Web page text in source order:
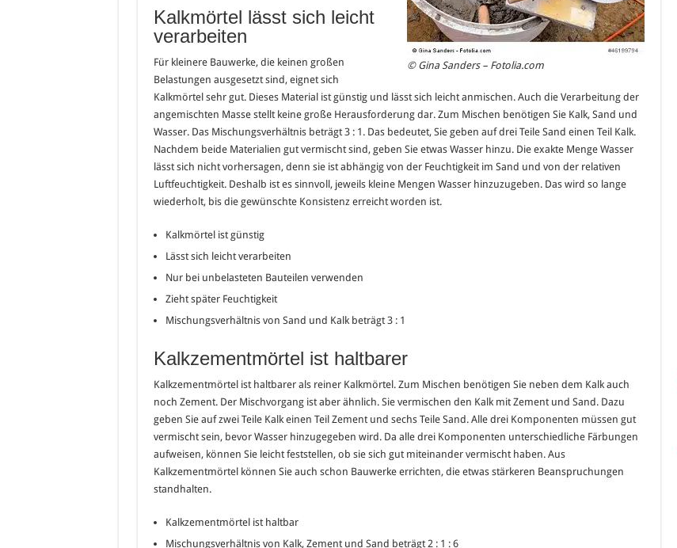
© Gina Sanders – Fotolia.com
Kalkmörtel lässt sich leicht
verarbeiten
Für kleinere Bauwerke, die keinen großen
Belastungen ausgesetzt sind, eignet sich
Kalkmörtel sehr gut. Dieses Material ist günstig und lässt sich leicht anmischen. Auch die Verarbeitung der
angemischten Masse stellt keine große Herausforderung dar. Zum Mischen benötigen Sie Kalk, Sand und
Wasser. Das Mischungsverhältnis beträgt 3 : 1. Das bedeutet, Sie geben auf drei Teile Sand einen Teil Kalk.
Nachdem beide Materialien gut vermischt sind, geben Sie etwas Wasser hinzu. Die exakte Menge Wasser
lässt sich nicht vorhersagen, denn sie ist abhängig von der Feuchtigkeit im Sand und von der relativen
Luftfeuchtigkeit. Deshalb ist es sinnvoll, jeweils kleine Mengen Wasser hinzuzugeben. Das wird so lange
wiederholt, bis die gewünschte Konsistenz erreicht worden ist.
Kalkmörtel ist günstig
Lässt sich leicht verarbeiten
Nur bei unbelasteten Bauteilen verwenden
Zieht später Feuchtigkeit
Mischungsverhältnis von Sand und Kalk beträgt 3 : 1
Kalkzementmörtel ist haltbarer
Kalkzementmörtel ist haltbarer als reiner Kalkmörtel. Zum Mischen benötigen Sie neben dem Kalk auch
noch Zement. Der Mischvorgang ist aber ähnlich. Sie vermischen den Kalk mit Zement und Sand. Dazu
geben Sie auf zwei Teile Kalk einen Teil Zement und sechs Teile Sand. Alle drei Komponenten müssen gut
vermischt sein, bevor Wasser hinzugegeben wird. Da alle drei Komponenten unterschiedliche Färbungen
aufweisen, können Sie leicht feststellen, ob sie sich gut miteinander vermischt haben. Aus
Kalkzementmörtel können Sie auch schon Bauwerke errichten, die etwas stärkeren Beanspruchungen
standhalten.
Kalkzementmörtel ist haltbar
Mischungsverhältnis von Kalk, Zement und Sand beträgt 2 : 1 : 6